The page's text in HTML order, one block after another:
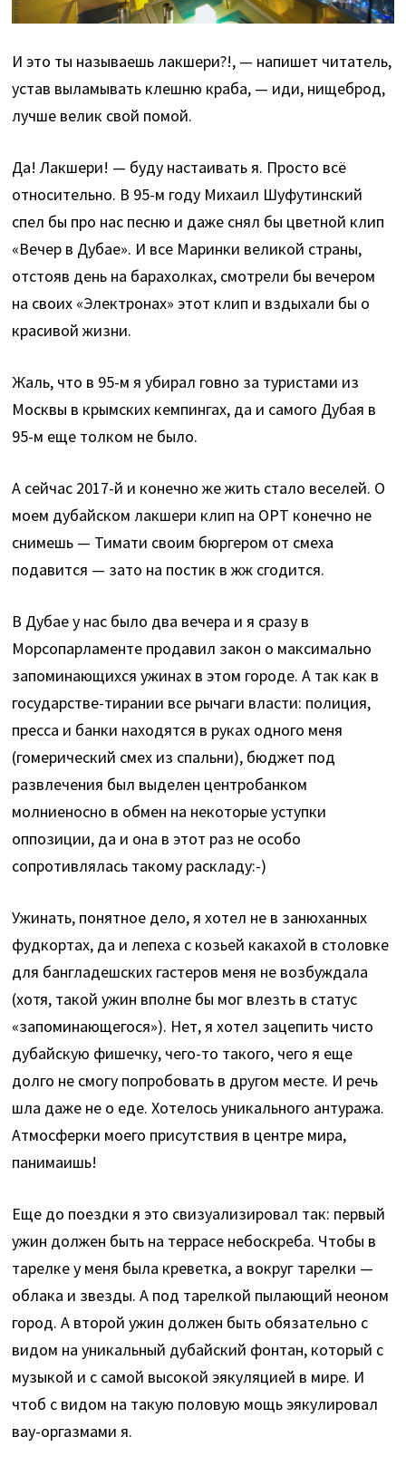
И это ты называешь лакшери?!, — напишет читатель,
устав выламывать клешню краба, — иди, нищеброд,
лучше велик свой помой.
Да! Лакшери! — буду настаивать я. Просто всё
относительно. В 95-м году Михаил Шуфутинский
спел бы про нас песню и даже снял бы цветной клип
«Вечер в Дубае». И все Маринки великой страны,
отстояв день на барахолках, смотрели бы вечером
на своих «Электронах» этот клип и вздыхали бы о
красивой жизни.
Жаль, что в 95-м я убирал говно за туристами из
Москвы в крымских кемпингах, да и самого Дубая в
95-м еще толком не было.
А сейчас 2017-й и конечно же жить стало веселей. О
моем дубайском лакшери клип на ОРТ конечно не
снимешь — Тимати своим бюргером от смеха
подавится — зато на постик в жж сгодится.
В Дубае у нас было два вечера и я сразу в
Морсопарламенте продавил закон о максимально
запоминающихся ужинах в этом городе. А так как в
государстве-тирании все рычаги власти: полиция,
пресса и банки находятся в руках одного меня
(гомерический смех из спальни), бюджет под
развлечения был выделен центробанком
молниеносно в обмен на некоторые уступки
оппозиции, да и она в этот раз не особо
сопротивлялась такому раскладу:-)
Ужинать, понятное дело, я хотел не в занюханных
фудкортах, да и лепеха с козьей какахой в столовке
для бангладешских гастеров меня не возбуждала
(хотя, такой ужин вполне бы мог влезть в статус
«запоминающегося»). Нет, я хотел зацепить чисто
дубайскую фишечку, чего-то такого, чего я еще
долго не смогу попробовать в другом месте. И речь
шла даже не о еде. Хотелось уникального антуража.
Атмосферки моего присутствия в центре мира,
панимаишь!
Еще до поездки я это свизуализировал так: первый
ужин должен быть на террасе небоскреба. Чтобы в
тарелке у меня была креветка, а вокруг тарелки —
облака и звезды. А под тарелкой пылающий неоном
город. А второй ужин должен быть обязательно с
видом на уникальный дубайский фонтан, который с
музыкой и с самой высокой эякуляцией в мире. И
чтоб с видом на такую половую мощь эякулировал
вау-оргазмами я.